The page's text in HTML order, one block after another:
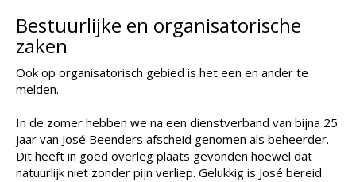
Bestuurlijke en organisatorische
zaken
Ook op organisatorisch gebied is het een en ander te
melden.
In de zomer hebben we na een dienstverband van bijna 25
jaar van José Beenders afscheid genomen als beheerder.
Dit heeft in goed overleg plaats gevonden hoewel dat
natuurlijk niet zonder pijn verliep. Gelukkig is José bereid